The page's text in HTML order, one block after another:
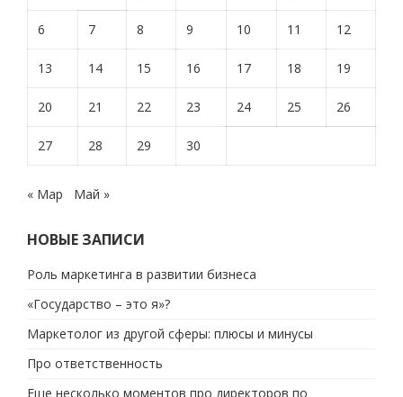
6 7 8 9 10 11 12
13 14 15 16 17 18 19
20 21 22 23 24 25 26
27 28 29 30
« Мар Май »
НОВЫЕ ЗАПИСИ
Роль маркетинга в развитии бизнеса
«Государство – это я»?
Маркетолог из другой сферы: плюсы и минусы
Про ответственность
Еще несколько моментов про директоров по